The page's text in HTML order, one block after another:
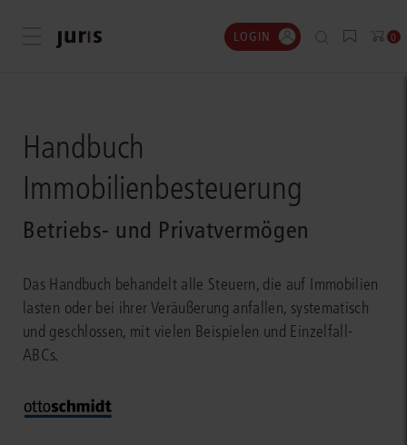
Menü öffnen LOGIN 0
Handbuch
Immobilienbesteuerung
Betriebs- und Privatvermögen
Das Handbuch behandelt alle Steuern, die auf Immobilien
lasten oder bei ihrer Veräußerung anfallen, systematisch
und geschlossen, mit vielen Beispielen und Einzelfall-
ABCs.